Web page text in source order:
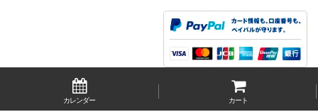
カレンダー カート